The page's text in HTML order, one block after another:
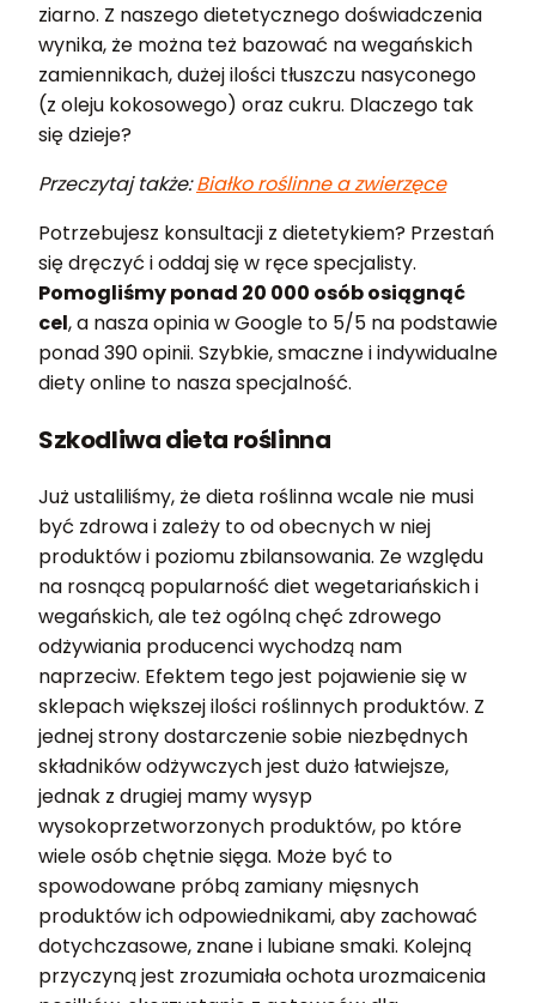
ziarno. Z naszego dietetycznego doświadczenia
wynika, że można też bazować na wegańskich
zamiennikach, dużej ilości tłuszczu nasyconego
(z oleju kokosowego) oraz cukru. Dlaczego tak
się dzieje?
Przeczytaj także:Białko roślinne a zwierzęce
Potrzebujesz konsultacji z dietetykiem? Przestań
się dręczyć i oddaj się w ręce specjalisty.
Pomogliśmy ponad 20 000 osób osiągnąć
cel, a nasza opinia w Google to 5/5 na podstawie
ponad 390 opinii. Szybkie, smaczne i indywidualne
diety online to nasza specjalność.
Szkodliwa dieta roślinna
Już ustaliliśmy, że dieta roślinna wcale nie musi
być zdrowa i zależy to od obecnych w niej
produktów i poziomu zbilansowania. Ze względu
na rosnącą popularność diet wegetariańskich i
wegańskich, ale też ogólną chęć zdrowego
odżywiania producenci wychodzą nam
naprzeciw. Efektem tego jest pojawienie się w
sklepach większej ilości roślinnych produktów. Z
jednej strony dostarczenie sobie niezbędnych
składników odżywczych jest dużo łatwiejsze,
jednak z drugiej mamy wysyp
wysokoprzetworzonych produktów, po które
wiele osób chętnie sięga. Może być to
spowodowane próbą zamiany mięsnych
produktów ich odpowiednikami, aby zachować
dotychczasowe, znane i lubiane smaki. Kolejną
przyczyną jest zrozumiała ochota urozmaicenia